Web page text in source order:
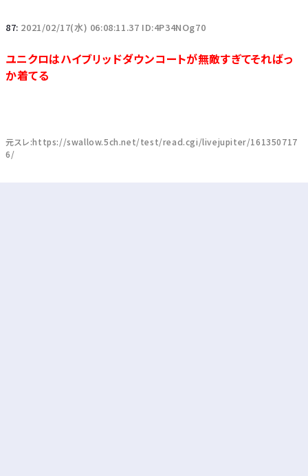
87: 2021/02/17(水) 06:08:11.37 ID:4P34NOg70
ユニクロはハイブリッドダウンコートが無敵すぎてそればっ
か着てる
元スレ:https://swallow.5ch.net/test/read.cgi/livejupiter/161350717
6/